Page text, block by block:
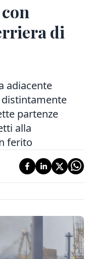
di
adiacente
partenze
alla
ferito